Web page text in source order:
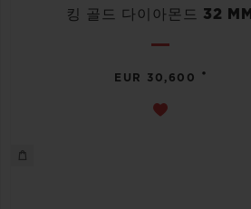
킹 골드 다이아몬드 32 MM
EUR 30,600 •